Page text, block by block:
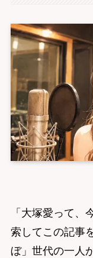
「大塚愛って、
索してこの記事
ぼ」世代の一人